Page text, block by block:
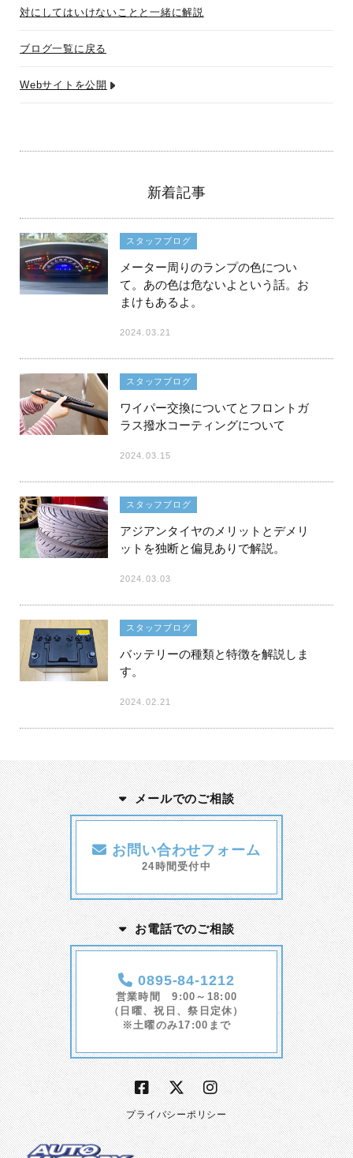
対にしてはいけないことと一緒に解説
ブログ一覧に戻る
Webサイトを公開
新着記事
スタッフブログ
メーター周りのランプの色につい
て。あの色は危ないよという話。お
まけもあるよ。
2024.03.21
スタッフブログ
ワイパー交換についてとフロントガ
ラス撥水コーティングについて
2024.03.15
スタッフブログ
アジアンタイヤのメリットとデメリ
ットを独断と偏見ありで解説。
2024.03.03
スタッフブログ
バッテリーの種類と特徴を解説しま
す。
2024.02.21
メールでのご相談
お問い合わせフォーム
24時間受付中
お電話でのご相談
0895-84-1212
営業時間 9:00～18:00
（日曜、祝日、祭日定休）
※土曜のみ17:00まで
プライバシーポリシー